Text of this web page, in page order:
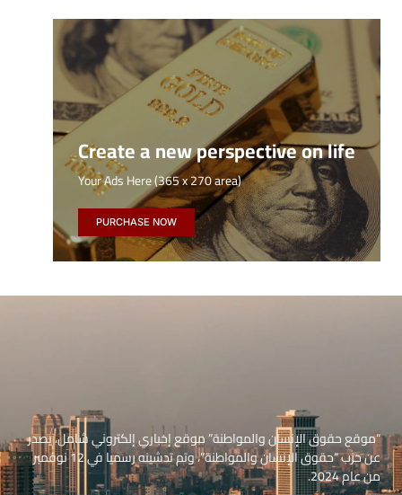
Create a new perspective on life
Your Ads Here (365 x 270 area)
PURCHASE NOW
“موقع حقوق الإنسان والمواطنة” موقع إخباري إلكتروني شامل، يصدر
عن حزب “حقوق الإنسان والمواطنة”، وتم تدشينه رسميا في 12 نوفمبر
من عام 2024.